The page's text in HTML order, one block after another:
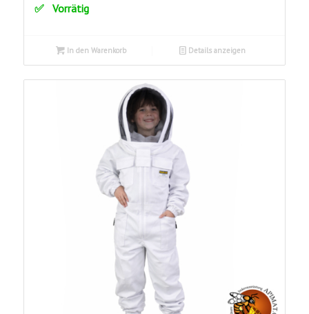
Vorrätig
In den Warenkorb Details anzeigen